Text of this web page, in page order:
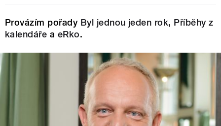
Provázím pořady Byl jednou jeden rok, Příběhy z
kalendáře a eRko.